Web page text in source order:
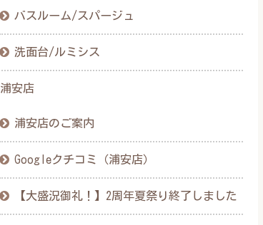
バスルーム/スパージュ
洗面台/ルミシス
浦安店
浦安店のご案内
Googleクチコミ（浦安店）
【大盛況御礼！】2周年夏祭り終了しました